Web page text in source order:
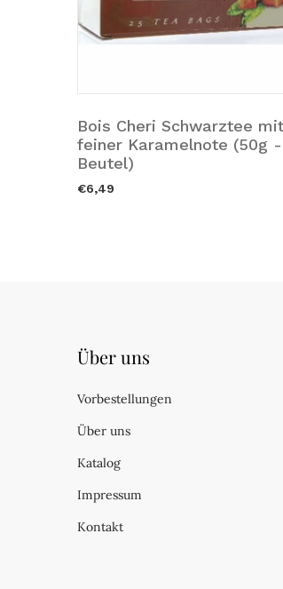
Bois Cheri Schwarztee mit
feiner Karamelnote (50g
Beutel)
Ausverkauft.
€6,49
Über uns
Vorbestellungen
Über uns
Katalog
Impressum
Kontakt